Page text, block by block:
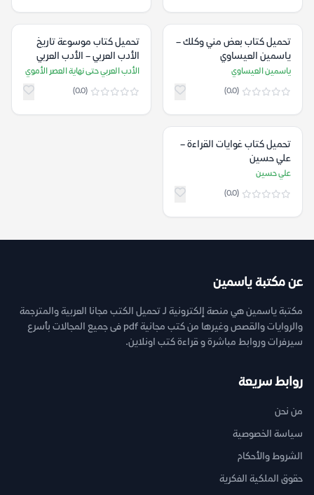
تحميل كتاب بعض مني وكلك –
ياسمين العيساوي
ياسمين العيساوي
(0.0)
تحميل كتاب موسوعة تاريخ
الأدب العربي – الأدب العربي
حتى نهاية العصر الأموي
الأدب العربي حتى نهاية العصر الأموي
(0.0)
تحميل كتاب غوايات القراءة –
علي حسين
علي حسين
(0.0)
عن مكتبة ياسمين
مكتبة ياسمين هي منصة إلكترونية لـ تحميل الكتب مجانا العربية والمترجمة
والروايات والقصص وغيرها من كتب مجانية pdf فى جميع المجالات بأسرع
سيرفرات وروابط مباشرة و قراءة كتب اونلاين.
روابط سريعة
من نحن
سياسة الخصوصية
الشروط والأحكام
حقوق الملكية الفكرية